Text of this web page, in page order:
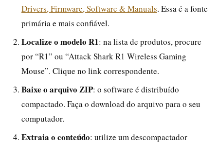
Drivers, Firmware, Software & Manuals. Essa é a fonte
primária e mais confiável.
Localize o modelo R1: na lista de produtos, procure
por “R1” ou “Attack Shark R1 Wireless Gaming
Mouse”. Clique no link correspondente.
Baixe o arquivo ZIP: o software é distribuído
compactado. Faça o download do arquivo para o seu
computador.
Extraia o conteúdo: utilize um descompactador